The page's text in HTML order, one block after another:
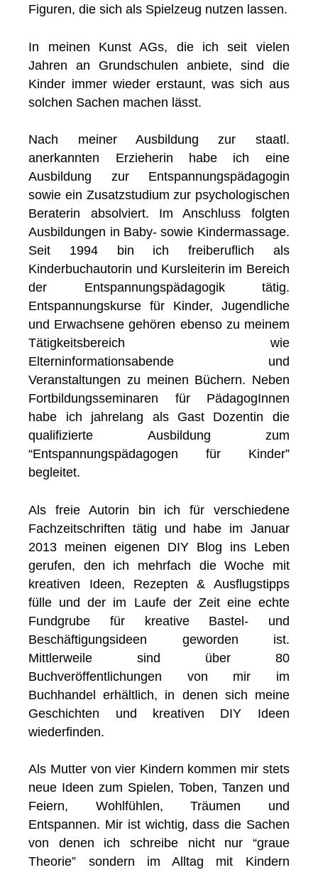
Figuren, die sich als Spielzeug nutzen lassen.
In meinen Kunst AGs, die ich seit vielen
Jahren an Grundschulen anbiete, sind die
Kinder immer wieder erstaunt, was sich aus
solchen Sachen machen lässt.
Nach meiner Ausbildung zur staatl.
anerkannten Erzieherin habe ich eine
Ausbildung zur Entspannungspädagogin
sowie ein Zusatzstudium zur psychologischen
Beraterin absolviert. Im Anschluss folgten
Ausbildungen in Baby- sowie Kindermassage.
Seit 1994 bin ich freiberuflich als
Kinderbuchautorin und Kursleiterin im Bereich
der Entspannungspädagogik tätig.
Entspannungskurse für Kinder, Jugendliche
und Erwachsene gehören ebenso zu meinem
Tätigkeitsbereich wie
Elterninformationsabende und
Veranstaltungen zu meinen Büchern. Neben
Fortbildungsseminaren für PädagogInnen
habe ich jahrelang als Gast Dozentin die
qualifizierte Ausbildung zum
“Entspannungspädagogen für Kinder”
begleitet.
Als freie Autorin bin ich für verschiedene
Fachzeitschriften tätig und habe im Januar
2013 meinen eigenen DIY Blog ins Leben
gerufen, den ich mehrfach die Woche mit
kreativen Ideen, Rezepten & Ausflugstipps
fülle und der im Laufe der Zeit eine echte
Fundgrube für kreative Bastel- und
Beschäftigungsideen geworden ist.
Mittlerweile sind über 80
Buchveröffentlichungen von mir im
Buchhandel erhältlich, in denen sich meine
Geschichten und kreativen DIY Ideen
wiederfinden.
Als Mutter von vier Kindern kommen mir stets
neue Ideen zum Spielen, Toben, Tanzen und
Feiern, Wohlfühlen, Träumen und
Entspannen. Mir ist wichtig, dass die Sachen
von denen ich schreibe nicht nur “graue
Theorie” sondern im Alltag mit Kindern